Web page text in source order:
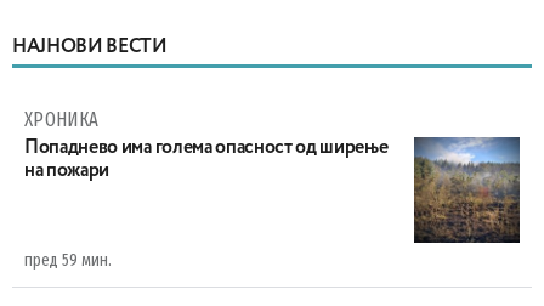
НАЈНОВИ ВЕСТИ
ХРОНИКА
Попаднево има голема опасност од ширење
на пожари
пред 59 мин.